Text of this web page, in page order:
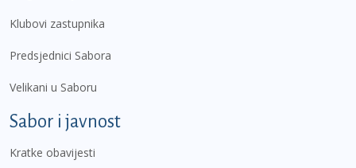
Klubovi zastupnika
Predsjednici Sabora
Velikani u Saboru
Sabor i javnost
Kratke obavijesti